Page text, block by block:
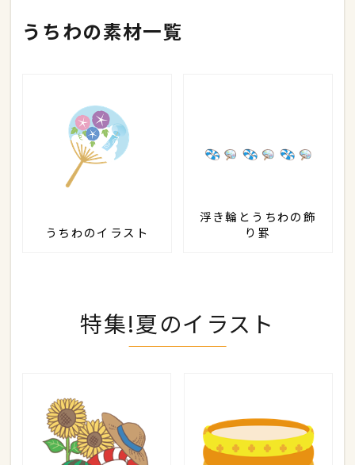
うちわの素材一覧
うちわのイラスト
浮き輪とうちわの飾
り罫
特集!夏のイラスト